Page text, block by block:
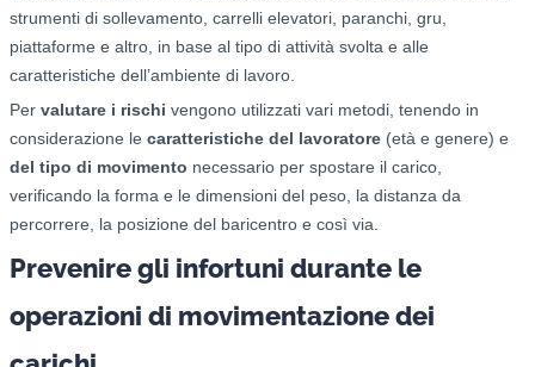
strumenti di sollevamento, carrelli elevatori, paranchi, gru,
piattaforme e altro, in base al tipo di attività svolta e alle
caratteristiche dell’ambiente di lavoro.
Per valutare i rischi vengono utilizzati vari metodi, tenendo in
considerazione le caratteristiche del lavoratore (età e genere) e
del tipo di movimento necessario per spostare il carico,
verificando la forma e le dimensioni del peso, la distanza da
percorrere, la posizione del baricentro e così via.
Prevenire gli infortuni durante le
operazioni di movimentazione dei